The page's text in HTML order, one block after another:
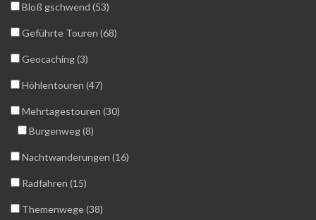
Bloß gschwend (53)
Geführte Touren (68)
Geocaching (3)
Höhlentouren (47)
Mehrtagestouren (30)
Burgenweg (8)
Nachtwanderungen (16)
Radfahren (15)
Themenwege (38)